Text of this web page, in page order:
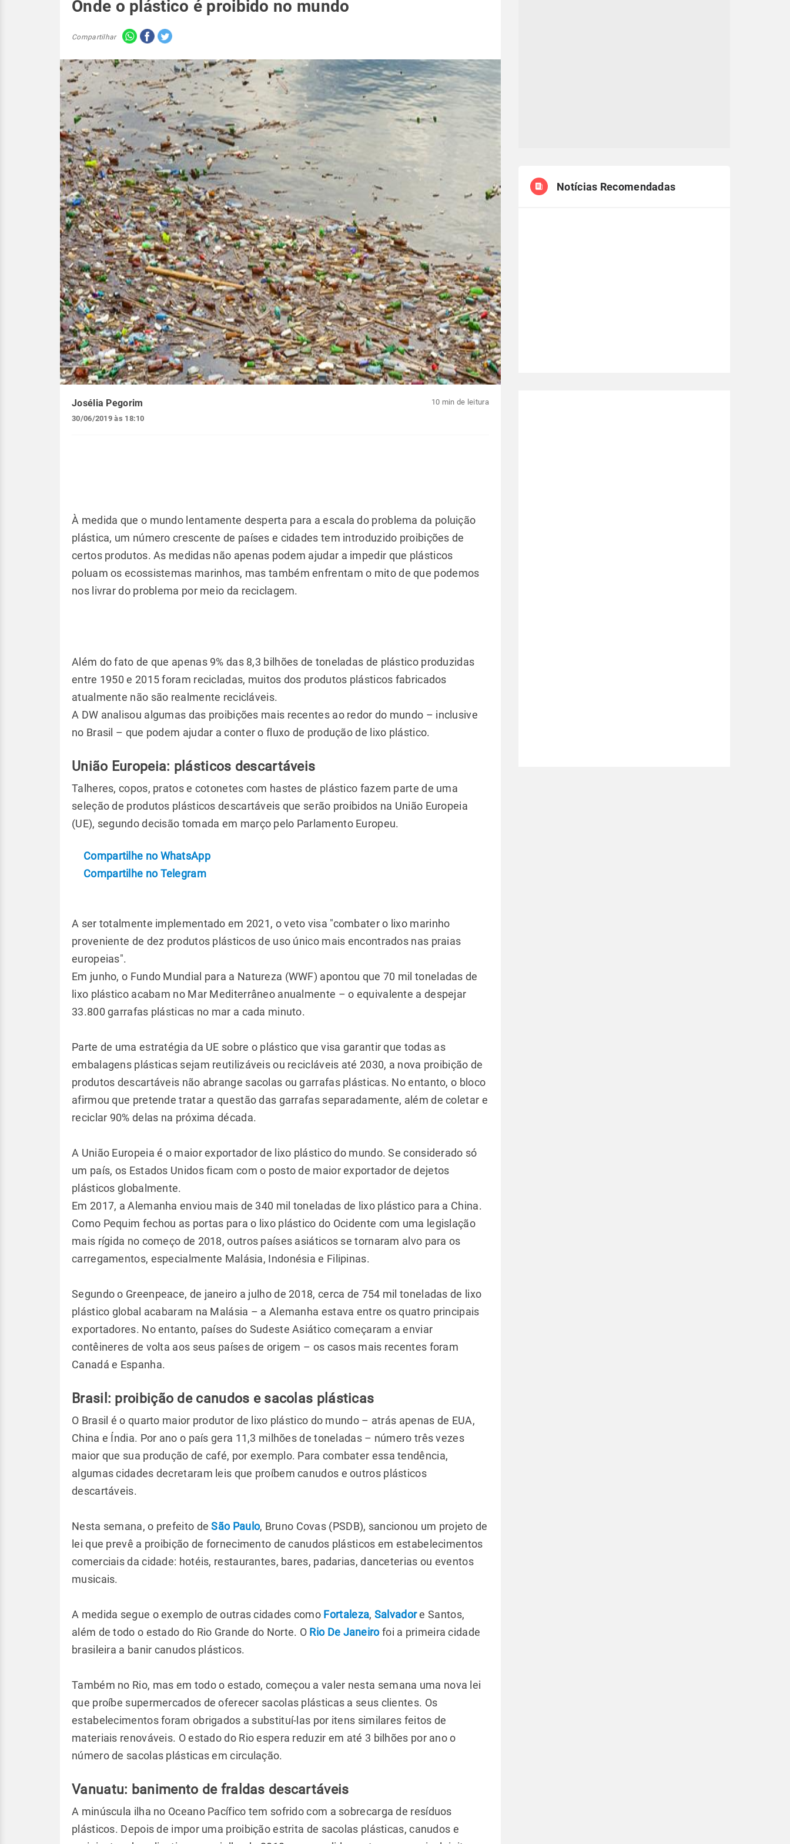
Onde o plástico é proibido no mundo
Compartilhar
Josélia Pegorim
30/06/2019 às 18:10
10 min de leitura
À medida que o mundo lentamente desperta para a escala do problema da poluição
plástica, um número crescente de países e cidades tem introduzido proibições de
certos produtos. As medidas não apenas podem ajudar a impedir que plásticos
poluam os ecossistemas marinhos, mas também enfrentam o mito de que podemos
nos livrar do problema por meio da reciclagem.
Além do fato de que apenas 9% das 8,3 bilhões de toneladas de plástico produzidas
entre 1950 e 2015 foram recicladas, muitos dos produtos plásticos fabricados
atualmente não são realmente recicláveis.
A DW analisou algumas das proibições mais recentes ao redor do mundo – inclusive
no Brasil – que podem ajudar a conter o fluxo de produção de lixo plástico.
União Europeia: plásticos descartáveis
Talheres, copos, pratos e cotonetes com hastes de plástico fazem parte de uma
seleção de produtos plásticos descartáveis que serão proibidos na União Europeia
(UE), segundo decisão tomada em março pelo Parlamento Europeu.
Compartilhe no WhatsApp
Compartilhe no Telegram
A ser totalmente implementado em 2021, o veto visa "combater o lixo marinho
proveniente de dez produtos plásticos de uso único mais encontrados nas praias
europeias".
Em junho, o Fundo Mundial para a Natureza (WWF) apontou que 70 mil toneladas de
lixo plástico acabam no Mar Mediterrâneo anualmente – o equivalente a despejar
33.800 garrafas plásticas no mar a cada minuto.
Parte de uma estratégia da UE sobre o plástico que visa garantir que todas as
embalagens plásticas sejam reutilizáveis ou recicláveis até 2030, a nova proibição de
produtos descartáveis não abrange sacolas ou garrafas plásticas. No entanto, o bloco
afirmou que pretende tratar a questão das garrafas separadamente, além de coletar e
reciclar 90% delas na próxima década.
A União Europeia é o maior exportador de lixo plástico do mundo. Se considerado só
um país, os Estados Unidos ficam com o posto de maior exportador de dejetos
plásticos globalmente.
Em 2017, a Alemanha enviou mais de 340 mil toneladas de lixo plástico para a China.
Como Pequim fechou as portas para o lixo plástico do Ocidente com uma legislação
mais rígida no começo de 2018, outros países asiáticos se tornaram alvo para os
carregamentos, especialmente Malásia, Indonésia e Filipinas.
Segundo o Greenpeace, de janeiro a julho de 2018, cerca de 754 mil toneladas de lixo
plástico global acabaram na Malásia – a Alemanha estava entre os quatro principais
exportadores. No entanto, países do Sudeste Asiático começaram a enviar
contêineres de volta aos seus países de origem – os casos mais recentes foram
Canadá e Espanha.
Brasil: proibição de canudos e sacolas plásticas
O Brasil é o quarto maior produtor de lixo plástico do mundo – atrás apenas de EUA,
China e Índia. Por ano o país gera 11,3 milhões de toneladas – número três vezes
maior que sua produção de café, por exemplo. Para combater essa tendência,
algumas cidades decretaram leis que proíbem canudos e outros plásticos
descartáveis.
Nesta semana, o prefeito deSão Paulo, Bruno Covas (PSDB), sancionou um projeto de
lei que prevê a proibição de fornecimento de canudos plásticos em estabelecimentos
comerciais da cidade: hotéis, restaurantes, bares, padarias, danceterias ou eventos
musicais.
A medida segue o exemplo de outras cidades como Fortaleza, Salvadore Santos,
além de todo o estado do Rio Grande do Norte. O Rio De Janeirofoi a primeira cidade
brasileira a banir canudos plásticos.
Também no Rio, mas em todo o estado, começou a valer nesta semana uma nova lei
que proíbe supermercados de oferecer sacolas plásticas a seus clientes. Os
estabelecimentos foram obrigados a substituí-las por itens similares feitos de
materiais renováveis. O estado do Rio espera reduzir em até 3 bilhões por ano o
número de sacolas plásticas em circulação.
Vanuatu: banimento de fraldas descartáveis
A minúscula ilha no Oceano Pacífico tem sofrido com a sobrecarga de resíduos
plásticos. Depois de impor uma proibição estrita de sacolas plásticas, canudos e
Notícias Recomendadas